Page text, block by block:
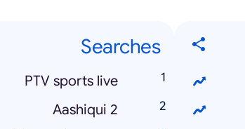
Searches
PTV sports live
Aashiqui 2